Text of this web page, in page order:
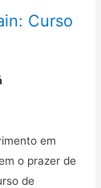
Curso
em
o prazer de
de